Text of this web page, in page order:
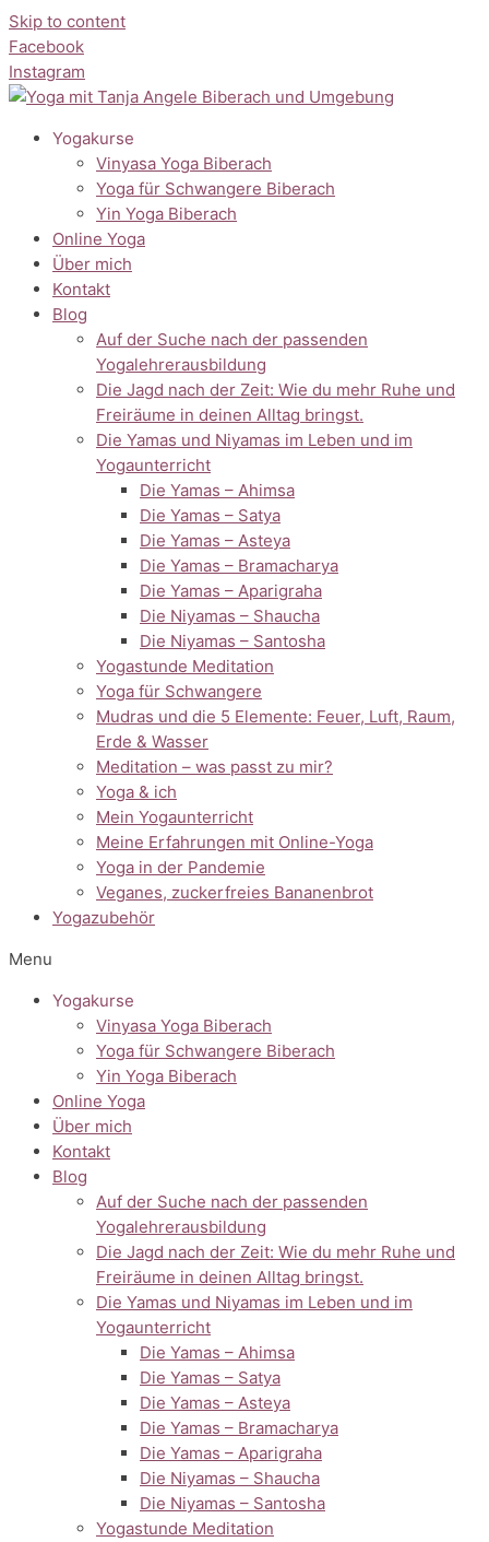
Skip to content
Facebook
Instagram
Yogakurse
Vinyasa Yoga Biberach
Yoga für Schwangere Biberach
Yin Yoga Biberach
Online Yoga
Über mich
Kontakt
Blog
Auf der Suche nach der passenden
Yogalehrerausbildung
Die Jagd nach der Zeit: Wie du mehr Ruhe und
Freiräume in deinen Alltag bringst.
Die Yamas und Niyamas im Leben und im
Yogaunterricht
Die Yamas – Ahimsa
Die Yamas – Satya
Die Yamas – Asteya
Die Yamas – Bramacharya
Die Yamas – Aparigraha
Die Niyamas – Shaucha
Die Niyamas – Santosha
Yogastunde Meditation
Yoga für Schwangere
Mudras und die 5 Elemente: Feuer, Luft, Raum,
Erde & Wasser
Meditation – was passt zu mir?
Yoga & ich
Mein Yogaunterricht
Meine Erfahrungen mit Online-Yoga
Yoga in der Pandemie
Veganes, zuckerfreies Bananenbrot
Yogazubehör
Menu
Yogakurse
Vinyasa Yoga Biberach
Yoga für Schwangere Biberach
Yin Yoga Biberach
Online Yoga
Über mich
Kontakt
Blog
Auf der Suche nach der passenden
Yogalehrerausbildung
Die Jagd nach der Zeit: Wie du mehr Ruhe und
Freiräume in deinen Alltag bringst.
Die Yamas und Niyamas im Leben und im
Yogaunterricht
Die Yamas – Ahimsa
Die Yamas – Satya
Die Yamas – Asteya
Die Yamas – Bramacharya
Die Yamas – Aparigraha
Die Niyamas – Shaucha
Die Niyamas – Santosha
Yogastunde Meditation